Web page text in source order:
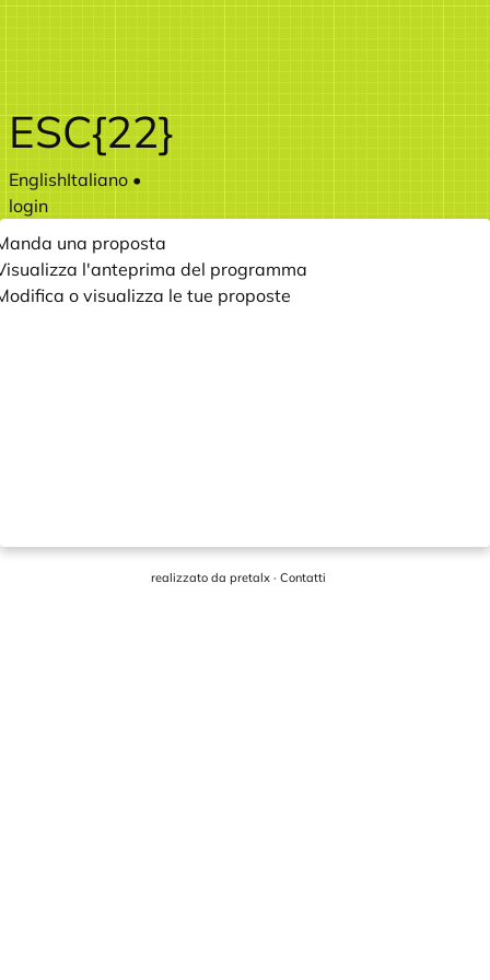
Vai al contenuto principale
ESC{22}
EnglishItaliano•
login
o visualizza le tue proposte
l'anteprima del programma
una proposta
realizzato da pretalx · Contatti